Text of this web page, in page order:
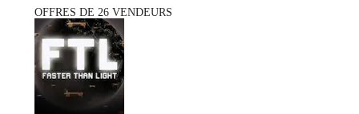
OFFRES DE 26 VENDEURS